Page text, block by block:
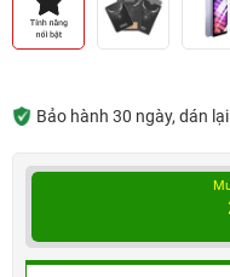
Bảo hành 30 ngày, dán